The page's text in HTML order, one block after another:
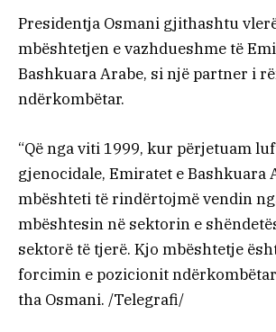
Presidentja Osmani gjithashtu
mbështetjen e vazhdueshme të
Bashkuara Arabe, si një partner i
ndërkombëtar.
“Që nga viti 1999, kur përjetuam
gjenocidale, Emiratet e Bashkuara
mbështeti të rindërtojmë vendin
mbështesin në sektorin e
sektorë të tjerë. Kjo mbështetje
forcimin e pozicionit ndërkombëtar
tha Osmani. /Telegrafi/